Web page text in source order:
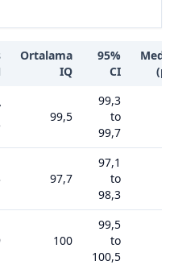
Ortalama
IQ
95%
CI
99,5
99,3
to
99,7
97,7
97,1
to
98,3
100
99,5
to
100,5